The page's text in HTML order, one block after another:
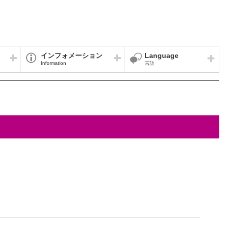
インフォメーション
Information
Language
言語